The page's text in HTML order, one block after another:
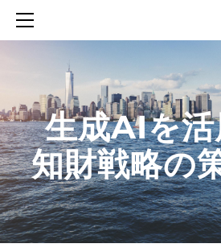
生成AIを
知財戦略の
SERVICES
CONTACT
BLOG
知財活動のROICへ
生成AIを活用した知財戦
生成AIとの「壁打ち」で、新たな